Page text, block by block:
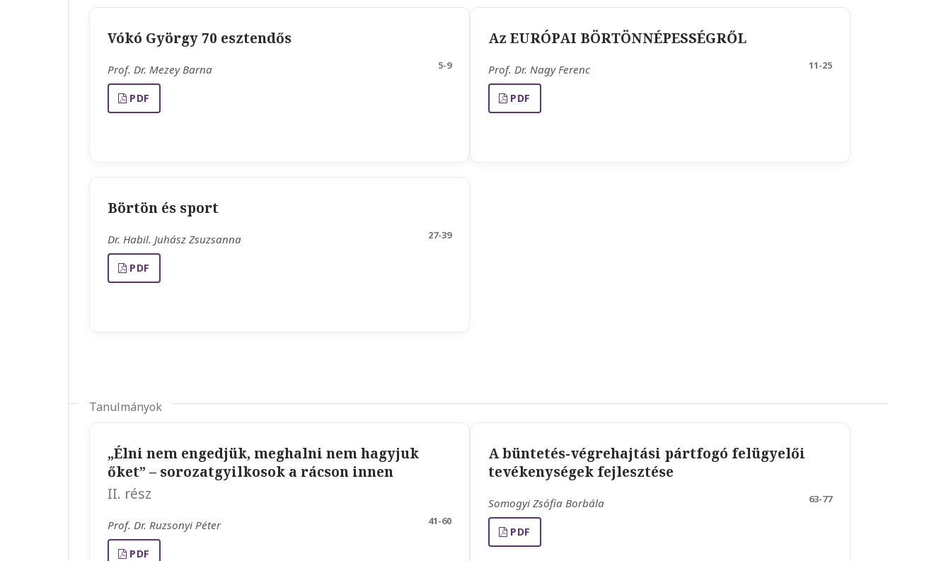
Vókó György 70 esztendős
Prof. Dr. Mezey Barna 5-9
PDF
Az EURÓPAI BÖRTÖNNÉPESSÉGRŐL
Prof. Dr. Nagy Ferenc 11-25
PDF
Börtön és sport
Dr. Habil. Juhász Zsuzsanna 27-39
PDF
Tanulmányok
„Élni nem engedjük, meghalni nem hagyjuk
őket” – sorozatgyilkosok a rácson innen
II. rész
Prof. Dr. Ruzsonyi Péter 41-60
PDF
A büntetés-végrehajtási pártfogó felügyelői
tevékenységek fejlesztése
Somogyi Zsófia Borbála 63-77
PDF